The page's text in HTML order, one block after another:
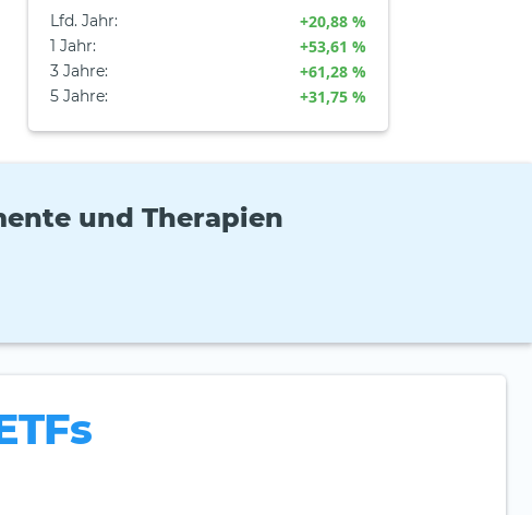
Lfd. Jahr: +20,88 %
1 Jahr: +53,61 %
3 Jahre: +61,28 %
5 Jahre: +31,75 %
und Therapien